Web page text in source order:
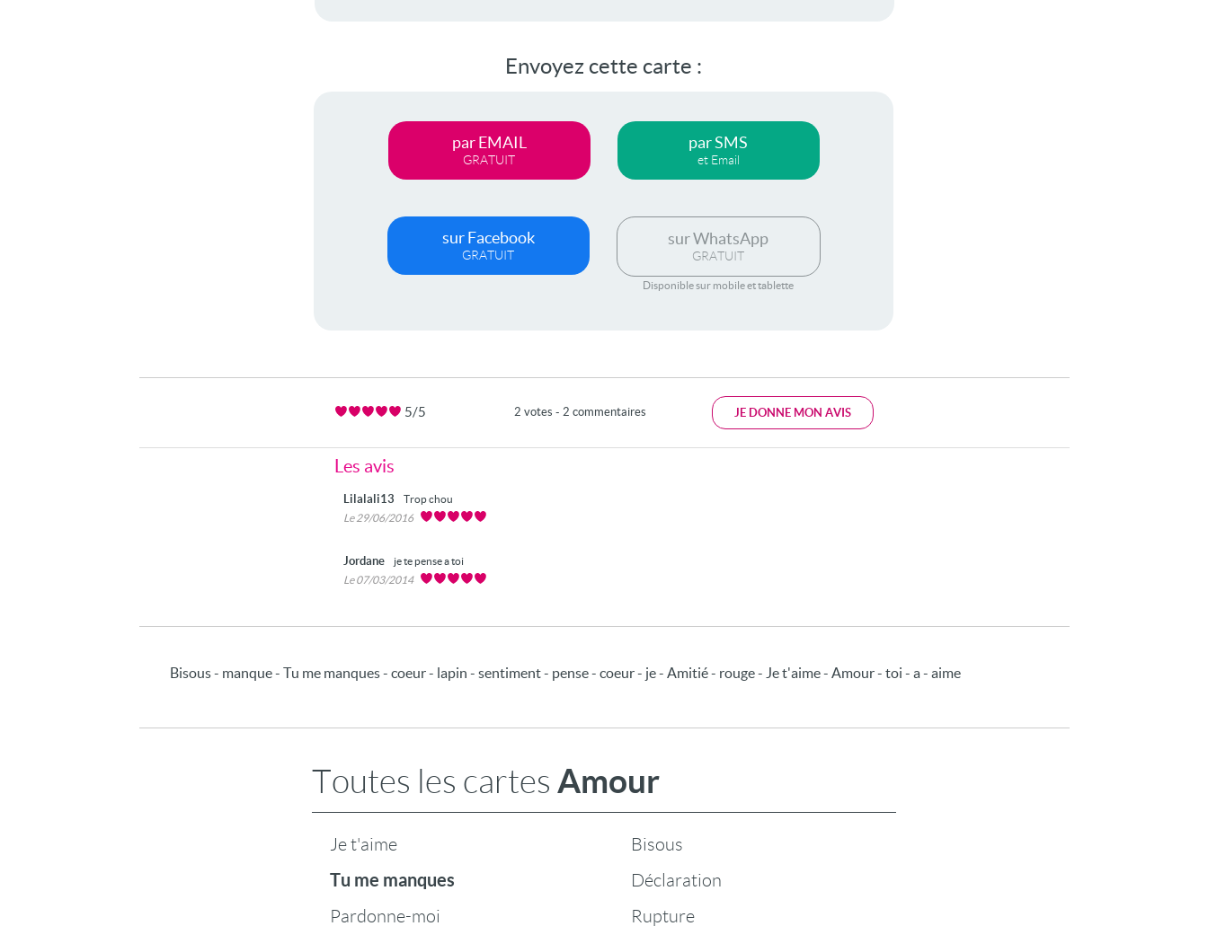
Envoyez cette carte :
par EMAIL
GRATUIT
par SMS
et Email
sur Facebook
GRATUIT
sur WhatsApp
GRATUIT
Disponible sur mobile et tablette
5/5 2 votes - 2 commentaires JE DONNE MON AVIS
Les avis
Lilalali13
Trop chou
Le 29/06/2016
Jordane
je te pense a toi
Le 07/03/2014
Bisous - manque - Tu me manques - coeur - lapin - sentiment - pense - coeur - je - Amitié - rouge - Je t'aime - Amour - toi - a - aime
Toutes les cartes Amour
Je t'aime
Tu me manques
Pardonne-moi
Bisous
Déclaration
Rupture